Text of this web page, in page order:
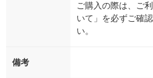
ご購入の際は、ご
いて」を必ずご確
い。
備考